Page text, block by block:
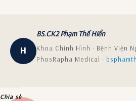
H
BS.CK2 Phạm Thế Hiển
Khoa Chỉnh Hình · Bệnh Viện
PhosRapha Medical ·
Chia sẻ